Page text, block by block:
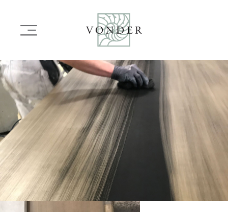
NAAR
INHOUD
GAAN
Main
Image